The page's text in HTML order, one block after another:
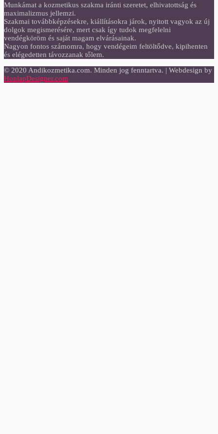
Munkámat a kozmetikus szakma iránti szeretet, elhivatottság és
maximalizmus jellemzi.
Szakmai továbbképzésekre, kiállításokra járok, nyitott vagyok az új
dolgok megismerésére, mert csak így tudok megfelelni
vendégköröm és saját magam elvárásainak.
Nagyon fontos számomra, hogy vendégeim feltöltődve, kipihenten
és elégedetten távozzanak tőlem.
© 2020 Andikozmetika.com. Minden jog fenntartva. | Webdesign by
HonlapDesigner.com